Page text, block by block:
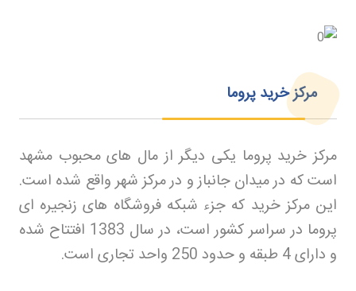
مرکز خرید پروما
مرکز خرید پروما یکی دیگر از مال های محبوب مشهد
است که در میدان جانباز و در مرکز شهر واقع شده است.
این مرکز خرید که جزء شبکه فروشگاه های زنجیره ای
پروما در سراسر کشور است، در سال 1383 افتتاح شده
و دارای 4 طبقه و حدود 250 واحد تجاری است
.